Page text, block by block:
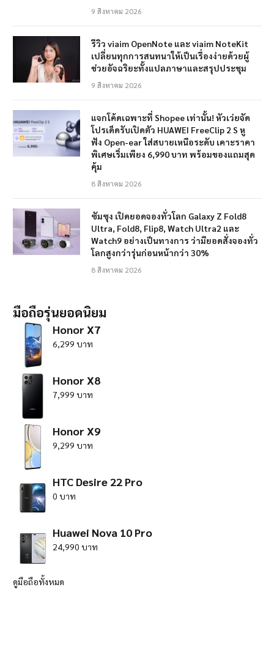
9 สิงหาคม 2026
รีวิว viaim OpenNote และ viaim NoteKit
เปลี่ยนทุกการสนทนาให้เป็นเรื่องง่ายด้วยผู้
ช่วยอัจฉริยะทั้งแปลภาษาและสรุปประชุม
9 สิงหาคม 2026
แจกโค้ดเฉพาะที่ Shopee เท่านั้น! หัวเว่ยจัด
โปรเด็ดรับเปิดตัว HUAWEI FreeClip 2 S หู
ฟัง Open-ear ใส่สบายเหนือระดับ เคาะราคา
พิเศษเริ่มเพียง 6,990 บาท พร้อมของแถมสุด
คุ้ม
8 สิงหาคม 2026
ซัมซุง เปิดยอดจองทั่วโลก Galaxy Z Fold8
Ultra, Fold8, Flip8, Watch Ultra2 และ
Watch9 อย่างเป็นทางการ ว่ามียอดสั่งจองทั่ว
โลกสูงกว่ารุ่นก่อนหน้ากว่า 30%
8 สิงหาคม 2026
มือถือรุ่นยอดนิยม
Honor X7
6,299 บาท
Honor X8
7,999 บาท
Honor X9
9,299 บาท
HTC Desire 22 Pro
0 บาท
Huawei Nova 10 Pro
24,990 บาท
ดูมือถือทั้งหมด